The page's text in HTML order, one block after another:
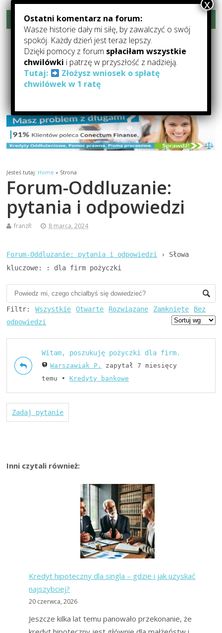
Rozwiń menu
Forum-Oddłużanie.pl –
Pomoc Dla Zadłużonych
Forum Oddłużeniowe: forum o oddłużaniu, pomocy dla zadłużonych,
kredytach i pożyczkach
Jesteś tutaj: Home » Strona
Forum-Oddluzanie:
pytania i odpowiedzi
franzR 8 marca, 2024
Forum-Oddluzanie: pytania i odpowiedzi › Słowa
kluczowe: : dla firm pożyczki
Filtr: Wszystkie Otwarte Rozwiązane Zamknięte
Bez
odpowiedzi
Witam, poszukuję pożyczki dla firm.
Warszawiak P.
zapytał 7 miesięcy
temu • Kredyty bankowe
Zadaj pytanie
Inni czytali również:
Kredyt hipoteczny dla singla – gdzie i jak uzyskać
najszybciej?
20 czerwca, 2026
Jeszcze kilka lat temu panowało przekonanie, że
Ostatni komentarz na forum:
Wasze historie dały mi siłę, by zawalczyć o swój
spokój. Każdy dzień jest teraz lepszy.
Dzięki pomocy z forum spłaciłam wszystkie
chwilówki i patrzę w przyszłość z nadzieją.
Tutaj:
Złożysz wniosek o spłatę
chwilówek w 1 ratę